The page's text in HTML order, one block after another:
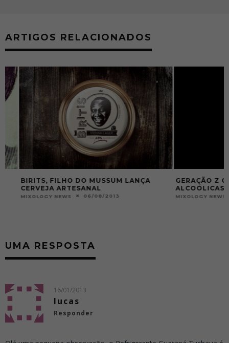
ARTIGOS RELACIONADOS
BIRITS, FILHO DO MUSSUM LANÇA
CERVEJA ARTESANAL
MIXOLOGY NEWS 06/08/2013
GERAÇÃO Z
ALCOÓLICAS
MIXOLOGY NEWS
UMA RESPOSTA
16/01/2013
lucas
Responder